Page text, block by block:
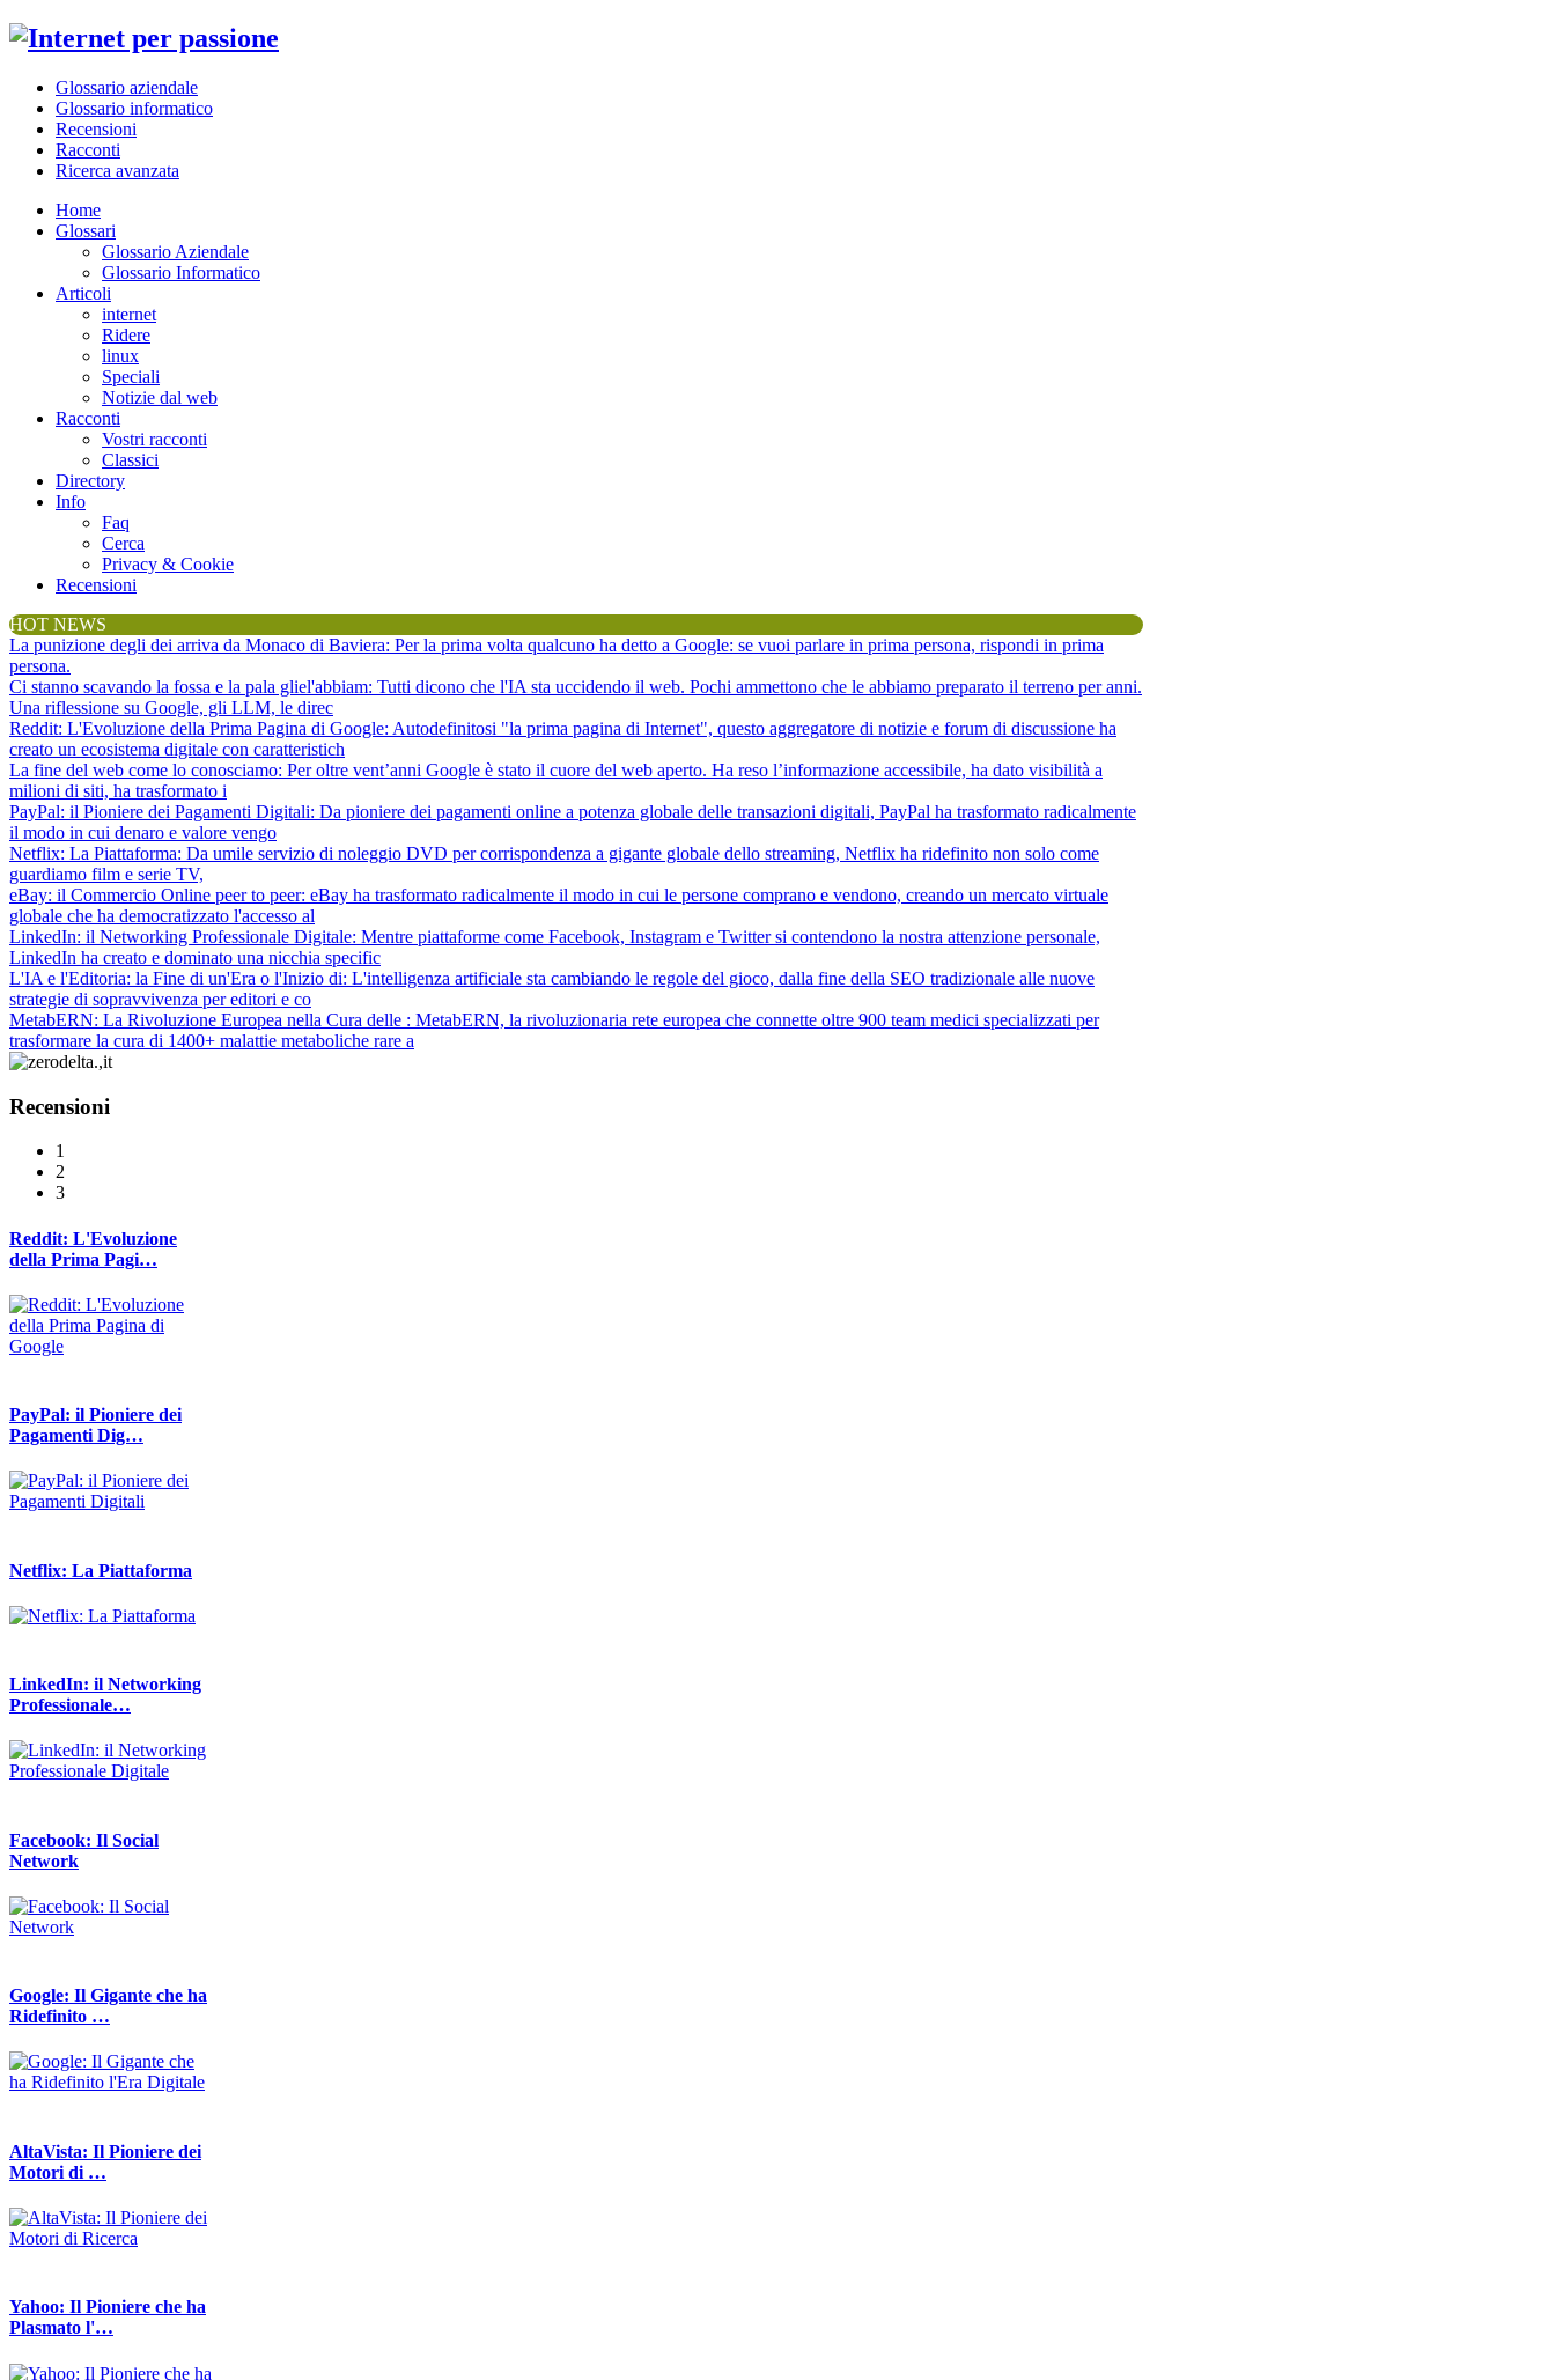
Glossario aziendale
Glossario informatico
Recensioni
Racconti
Ricerca avanzata
Home
Glossari
Glossario Aziendale
Glossario Informatico
Articoli
internet
Ridere
linux
Speciali
Notizie dal web
Racconti
Vostri racconti
Classici
Directory
Info
Faq
Cerca
Privacy & Cookie
Recensioni
HOT NEWS
La punizione degli dei arriva da Monaco di Baviera: Per la prima volta qualcuno ha detto a Google: se vuoi parlare in prima persona, rispondi in prima
persona.
Ci stanno scavando la fossa e la pala gliel'abbiam: Tutti dicono che l'IA sta uccidendo il web. Pochi ammettono che le abbiamo preparato il terreno per anni.
Una riflessione su Google, gli LLM, le direc
Reddit: L'Evoluzione della Prima Pagina di Google: Autodefinitosi "la prima pagina di Internet", questo aggregatore di notizie e forum di discussione ha
creato un ecosistema digitale con caratteristich
La fine del web come lo conosciamo: Per oltre vent’anni Google è stato il cuore del web aperto. Ha reso l’informazione accessibile, ha dato visibilità a
milioni di siti, ha trasformato i
PayPal: il Pioniere dei Pagamenti Digitali: Da pioniere dei pagamenti online a potenza globale delle transazioni digitali, PayPal ha trasformato radicalmente
il modo in cui denaro e valore vengo
Netflix: La Piattaforma: Da umile servizio di noleggio DVD per corrispondenza a gigante globale dello streaming, Netflix ha ridefinito non solo come
guardiamo film e serie TV,
eBay: il Commercio Online peer to peer: eBay ha trasformato radicalmente il modo in cui le persone comprano e vendono, creando un mercato virtuale
globale che ha democratizzato l'accesso al
LinkedIn: il Networking Professionale Digitale: Mentre piattaforme come Facebook, Instagram e Twitter si contendono la nostra attenzione personale,
LinkedIn ha creato e dominato una nicchia specific
L'IA e l'Editoria: la Fine di un'Era o l'Inizio di: L'intelligenza artificiale sta cambiando le regole del gioco, dalla fine della SEO tradizionale alle nuove
strategie di sopravvivenza per editori e co
MetabERN: La Rivoluzione Europea nella Cura delle : MetabERN, la rivoluzionaria rete europea che connette oltre 900 team medici specializzati per
trasformare la cura di 1400+ malattie metaboliche rare a
Recensioni
1
2
3
Reddit: L'Evoluzione
della Prima Pagi…
PayPal: il Pioniere dei
Pagamenti Dig…
Netflix: La Piattaforma
LinkedIn: il Networking
Professionale…
Facebook: Il Social
Network
Google: Il Gigante che ha
Ridefinito …
AltaVista: Il Pioniere dei
Motori di …
Yahoo: Il Pioniere che ha
Plasmato l'…